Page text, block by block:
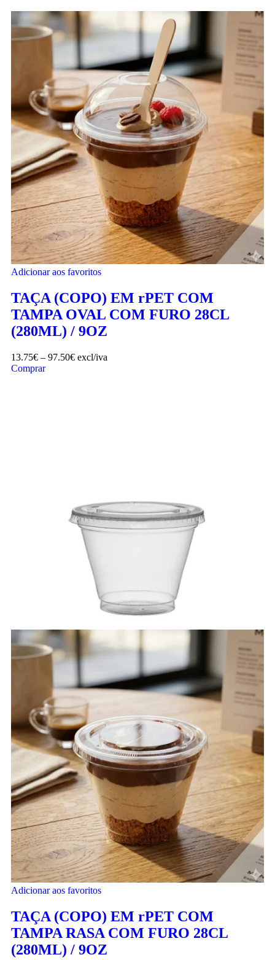
Adicionar aos favoritos
TAÇA (COPO) EM rPET COM
TAMPA OVAL COM FURO 28CL
(280ML) / 9OZ
13.75€ – 97.50€ excl/iva
Comprar
Adicionar aos favoritos
TAÇA (COPO) EM rPET COM
TAMPA RASA COM FURO 28CL
(280ML) / 9OZ